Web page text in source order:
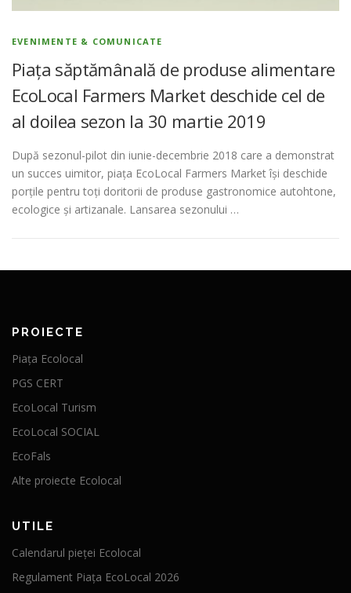
EVENIMENTE & COMUNICATE
Piața săptămânală de produse alimentare
EcoLocal Farmers Market deschide cel de
al doilea sezon la 30 martie 2019
După sezonul-pilot din iunie-decembrie 2018 care a demonstrat
un succes uimitor, piața EcoLocal Farmers Market își deschide
porțile pentru toți doritorii de produse gastronomice autohtone,
ecologice și artizanale. Lansarea sezonului …
PROIECTE
Piața Ecolocal
PGS CERT
EcoLocal Turism
EcoLocal SOCIAL
EcoFals
Alte proiecte Ecolocal
UTILE
Calendarul pieței Ecolocal
Regulament Piața EcoLocal 2026